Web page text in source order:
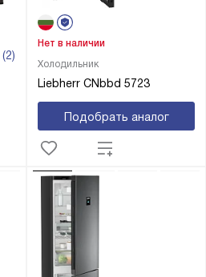
(2)
Холодильник
Liebherr CNbbd 5723
Нет в наличии
Подобрать аналог